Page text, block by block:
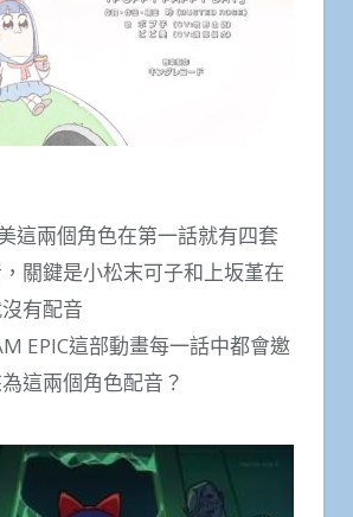
這兩個角色在第一話就有四套
關鍵是小松末可子和上坂堇在
有配音
EPIC這部動畫每一話中都會邀
這兩個角色配音？